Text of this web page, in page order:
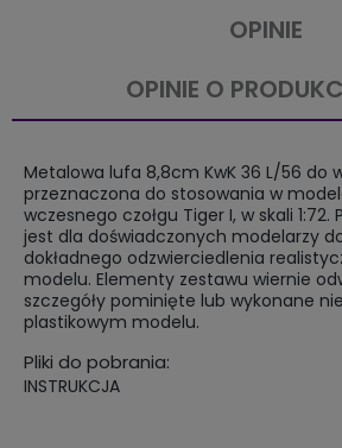
OPINIE
OPINIE O
Metalowa lufa 8,8cm KwK 36 L/56 do
przeznaczona do stosowania w
wczesnego czołgu Tiger I, w skali
jest dla doświadczonych modelarzy
dokładnego odzwierciedlenia
modelu. Elementy zestawu wiernie
szczegóły pominięte lub wykonane
plastikowym modelu.
Pliki do pobrania:
INSTRUKCJA